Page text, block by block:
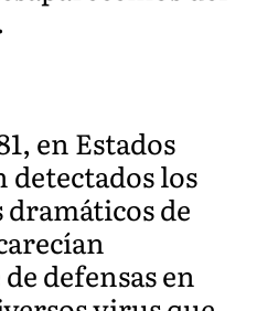
en Estados
los
de
defensas en